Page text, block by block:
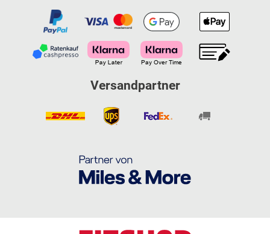
Versandpartner